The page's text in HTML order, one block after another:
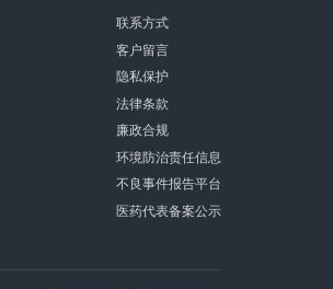
联系方式
客户留言
隐私保护
法律条款
廉政合规
环境防治责任信息
不良事件报告平台
医药代表备案公示